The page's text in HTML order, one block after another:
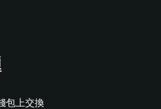
包上交換